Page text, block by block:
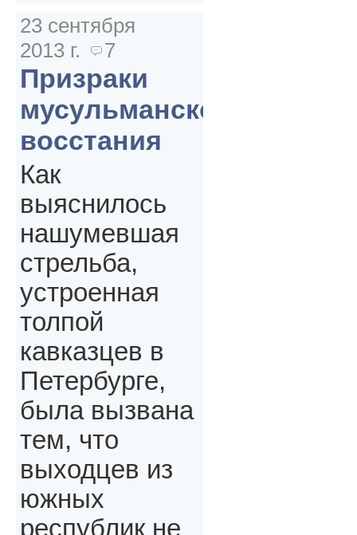
23 сентября
2013 г.
7
Призраки
мусульманского
восстания
Как
выяснилось
нашумевшая
стрельба,
устроенная
толпой
кавказцев в
Петербурге,
была вызвана
тем, что
выходцев из
южных
республик не